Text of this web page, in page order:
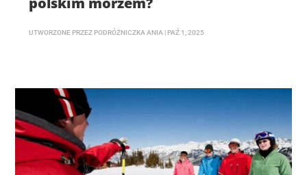
UTWORZONE PRZEZ PODRÓŻNICZKA ANIA | PAŹ 1, 2025